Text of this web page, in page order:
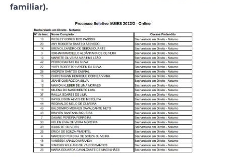
familiar).